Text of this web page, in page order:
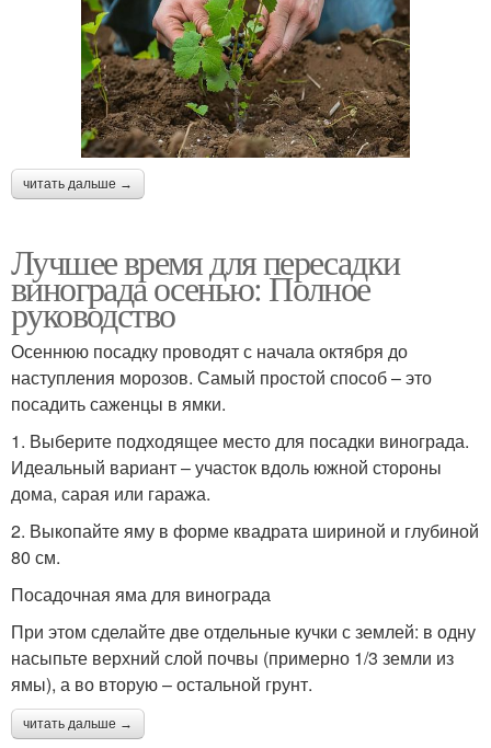
читать дальше →
Лучшее время для пересадки
винограда осенью: Полное
руководство
Осеннюю посадку проводят с начала октября до
наступления морозов. Самый простой способ – это
посадить саженцы в ямки.
1. Выберите подходящее место для посадки винограда.
Идеальный вариант – участок вдоль южной стороны
дома, сарая или гаража.
2. Выкопайте яму в форме квадрата шириной и глубиной
80 см.
Посадочная яма для винограда
При этом сделайте две отдельные кучки с землей: в одну
насыпьте верхний слой почвы (примерно 1/3 земли из
ямы), а во вторую – остальной грунт.
читать дальше →